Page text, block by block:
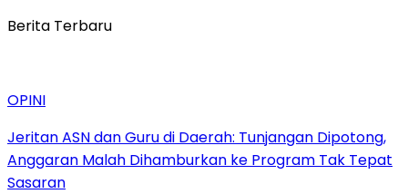
Berita Terbaru
OPINI
Jeritan ASN dan Guru di Daerah: Tunjangan Dipotong,
Anggaran Malah Dihamburkan ke Program Tak Tepat
Sasaran